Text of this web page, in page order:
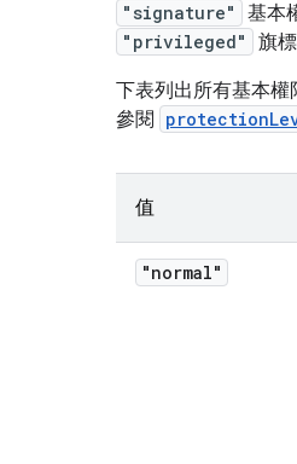
"signature" 基本
"privileged"
旗標
下表列出所有基本
參閱
值
"normal"